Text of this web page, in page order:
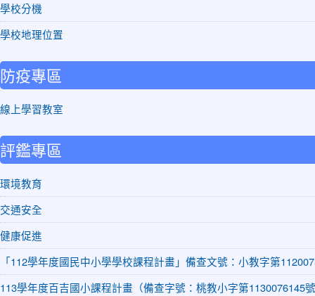
學校分機
學校地理位置
防疫專區
線上學習教室
評鑑專區
環境教育
交通安全
健康促進
「112學年度國民中小學學校課程計畫」備查文號：小教字第
113學年度百吉國小課程計畫（備查字號：桃教小字第1130076145